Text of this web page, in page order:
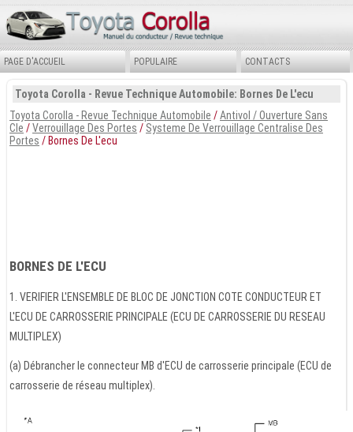
PAGE D'ACCUEIL POPULAIRE CONTACTS
Toyota Corolla - Revue Technique Automobile: Bornes De L'ecu
Toyota Corolla - Revue Technique Automobile /Antivol / Ouverture Sans
Cle /Verrouillage Des Portes / Systeme De Verrouillage Centralise Des
Portes / Bornes De L'ecu
BORNES DE L'ECU
1. VERIFIER L'ENSEMBLE DE BLOC DE JONCTION COTE CONDUCTEUR ET
L'ECU DE CARROSSERIE PRINCIPALE (ECU DE CARROSSERIE DU RESEAU
MULTIPLEX)
(a) Débrancher le connecteur MB d'ECU de carrosserie principale (ECU de
carrosserie de réseau multiplex).